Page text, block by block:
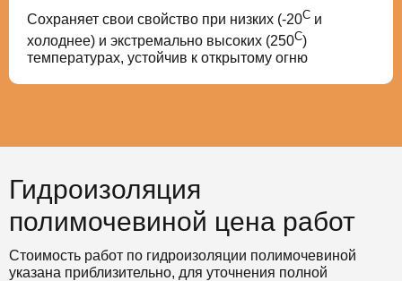
Сохраняет свои свойство при низких (-20С и
холоднее) и экстремально высоких (250С)
температурах, устойчив к открытому огню
Гидроизоляция
полимочевиной цена работ
Стоимость работ по гидроизоляции полимочевиной
указана приблизительно, для уточнения полной